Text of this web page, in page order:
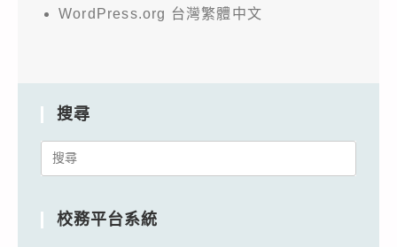
WordPress.org 台灣繁體中文
搜尋
Search
校務平台系統